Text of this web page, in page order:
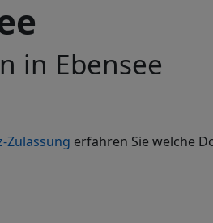
in Ebensee
Zulassung erfahren Sie welche